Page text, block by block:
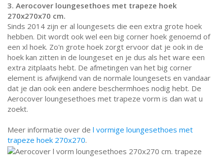
3. Aerocover loungesethoes met trapeze hoek
270x270x70 cm.
Sinds 2014 zijn er al loungesets die een extra grote hoek
hebben. Dit wordt ook wel een big corner hoek genoemd of
een xl hoek. Zo'n grote hoek zorgt ervoor dat je ook in de
hoek kan zitten in de loungeset en je dus als het ware een
extra zitplaats hebt. De afmetingen van het big corner
element is afwijkend van de normale loungesets en vandaar
dat je dan ook een andere beschermhoes nodig hebt. De
Aerocover loungesethoes met trapeze vorm is dan wat u
zoekt.
Meer informatie over de l vormige loungesethoes met
trapeze hoek 270x270.